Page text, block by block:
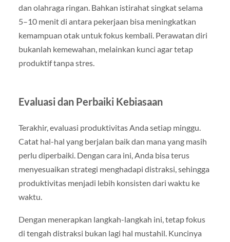
dan olahraga ringan. Bahkan istirahat singkat selama
5–10 menit di antara pekerjaan bisa meningkatkan
kemampuan otak untuk fokus kembali. Perawatan diri
bukanlah kemewahan, melainkan kunci agar tetap
produktif tanpa stres.
Evaluasi dan Perbaiki Kebiasaan
Terakhir, evaluasi produktivitas Anda setiap minggu.
Catat hal-hal yang berjalan baik dan mana yang masih
perlu diperbaiki. Dengan cara ini, Anda bisa terus
menyesuaikan strategi menghadapi distraksi, sehingga
produktivitas menjadi lebih konsisten dari waktu ke
waktu.
Dengan menerapkan langkah-langkah ini, tetap fokus
di tengah distraksi bukan lagi hal mustahil. Kuncinya